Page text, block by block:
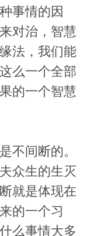
事情的因
对治，智慧
法，我们能
么一个全部
的一个智慧
不间断的。
众生的生灭
就是体现在
的一个习
么事情大多